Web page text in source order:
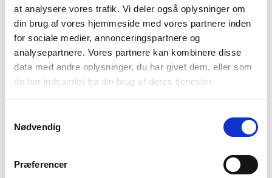
at analysere vores trafik. Vi deler også oplysninger om
din brug af vores hjemmeside med vores partnere inden
for sociale medier, annonceringspartnere og
analysepartnere. Vores partnere kan kombinere disse
data med andre oplysninger, du har givet dem, eller som
de har indsamlet fra din brug af deres tjenester.
Nødvendig
Præferencer
Baggrund
Så mange børn er syge eller mistrives
2019, Sundhedsdatastyrelsen:
19 år i psykiatrisk behandling steget med 49 pct.
Samlet set angiver 11 pct. af eleverne i alderen